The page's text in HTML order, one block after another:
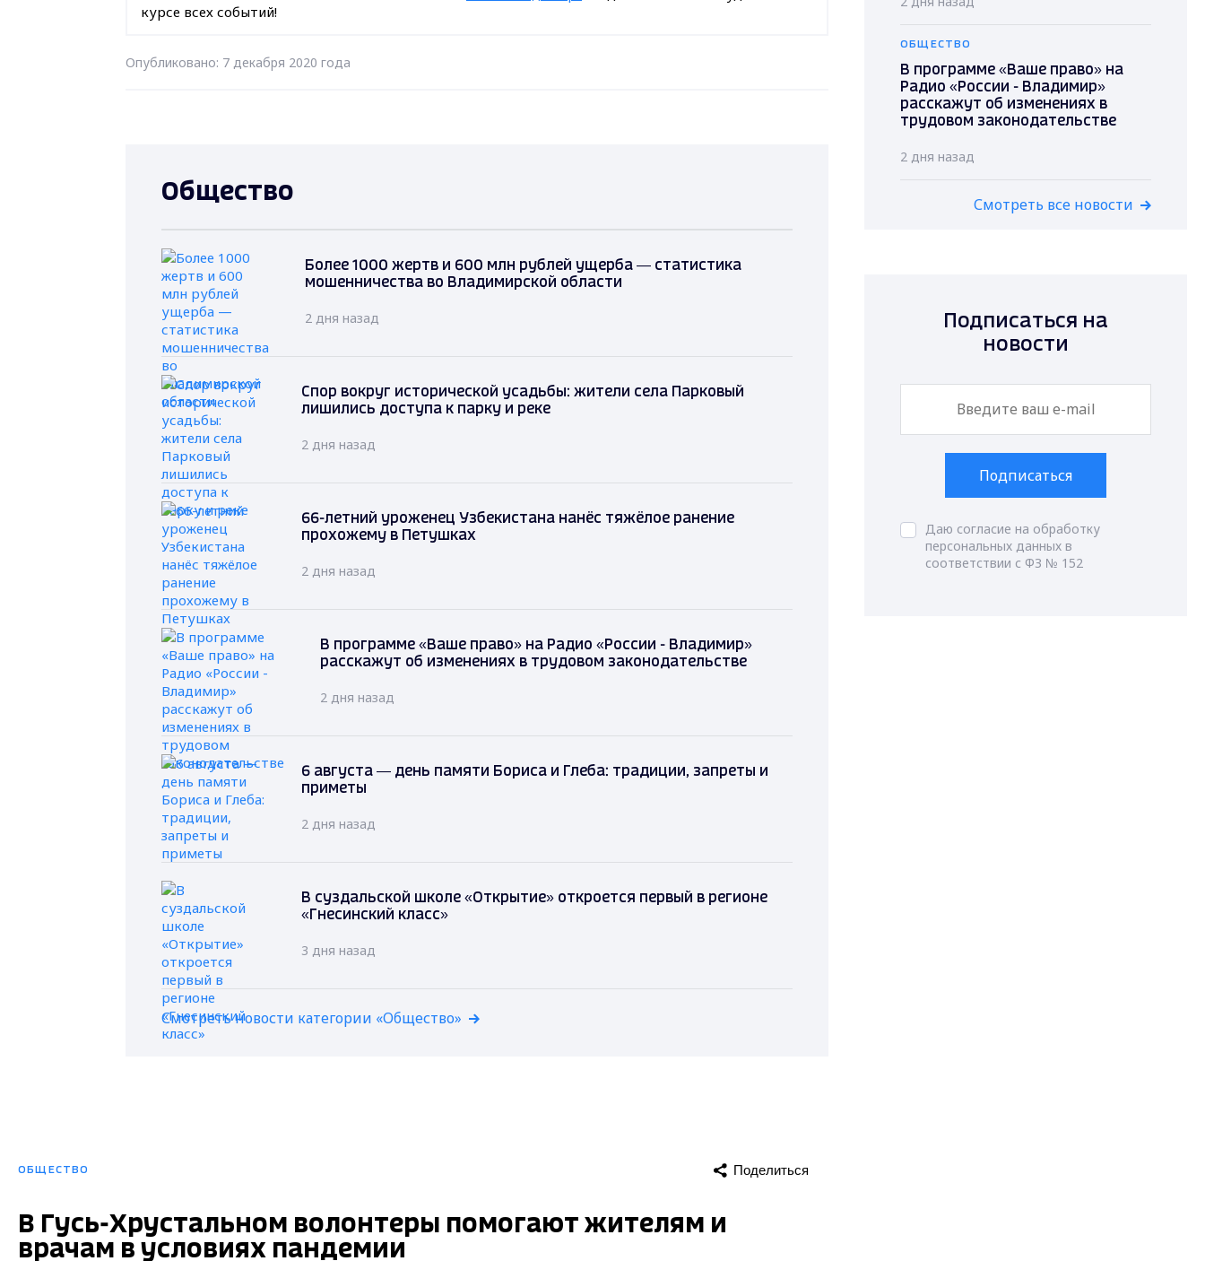
курсе всех событий!
Опубликовано: 7 декабря 2020 года
Общество
Более 1000 жертв и 600 млн рублей ущерба — статистика
мошенничества во Владимирской области
2 дня назад
Спор вокруг исторической усадьбы: жители села Парковый
лишились доступа к парку и реке
2 дня назад
66-летний уроженец Узбекистана нанёс тяжёлое ранение
прохожему в Петушках
2 дня назад
В программе «Ваше право» на Радио «России - Владимир»
расскажут об изменениях в трудовом законодательстве
2 дня назад
6 августа — день памяти Бориса и Глеба: традиции, запреты и
приметы
2 дня назад
В суздальской школе «Открытие» откроется первый в регионе
«Гнесинский класс»
3 дня назад
Смотреть новости категории «Общество»
ОБЩЕСТВО Поделиться
В Гусь-Хрустальном волонтеры помогают жителям и
врачам в условиях пандемии
ОБЩЕСТВО
В программе «Ваше право» на
Радио «России - Владимир»
расскажут об изменениях в
трудовом законодательстве
2 дня назад
Смотреть все новости
Подписаться на
новости
Подписаться
Даю согласие на обработку
персональных данных в
соответствии с ФЗ № 152